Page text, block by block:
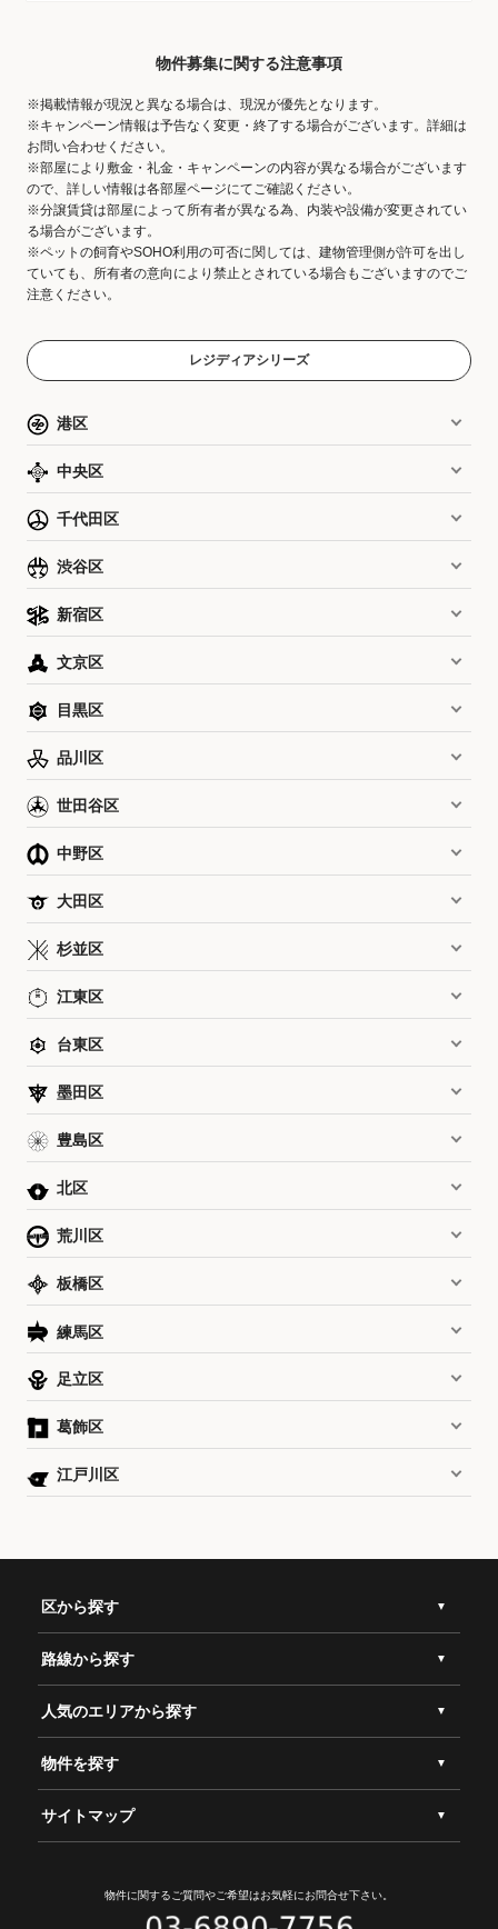
物件募集に関する注意事項
※掲載情報が現況と異なる場合は、現況が優先となります。
※キャンペーン情報は予告なく変更・終了する場合がございます。詳細は
お問い合わせください。
※部屋により敷金・礼金・キャンペーンの内容が異なる場合がございます
ので、詳しい情報は各部屋ページにてご確認ください。
※分譲賃貸は部屋によって所有者が異なる為、内装や設備が変更されてい
る場合がございます。
※ペットの飼育やSOHO利用の可否に関しては、建物管理側が許可を出し
ていても、所有者の意向により禁止とされている場合もございますのでご
注意ください。
レジディアシリーズ
港区
中央区
千代田区
渋谷区
新宿区
文京区
目黒区
品川区
世田谷区
中野区
大田区
杉並区
江東区
台東区
墨田区
豊島区
北区
荒川区
板橋区
練馬区
足立区
葛飾区
江戸川区
区から探す
路線から探す
人気のエリアから探す
物件を探す
サイトマップ
物件に関するご質問やご希望はお気軽にお問合せ下さい。